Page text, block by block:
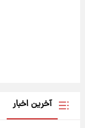
آخرین اخبار